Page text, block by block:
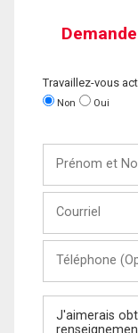
Travaillez-vous
Non Oui
Nom
(Optionnel)
Message